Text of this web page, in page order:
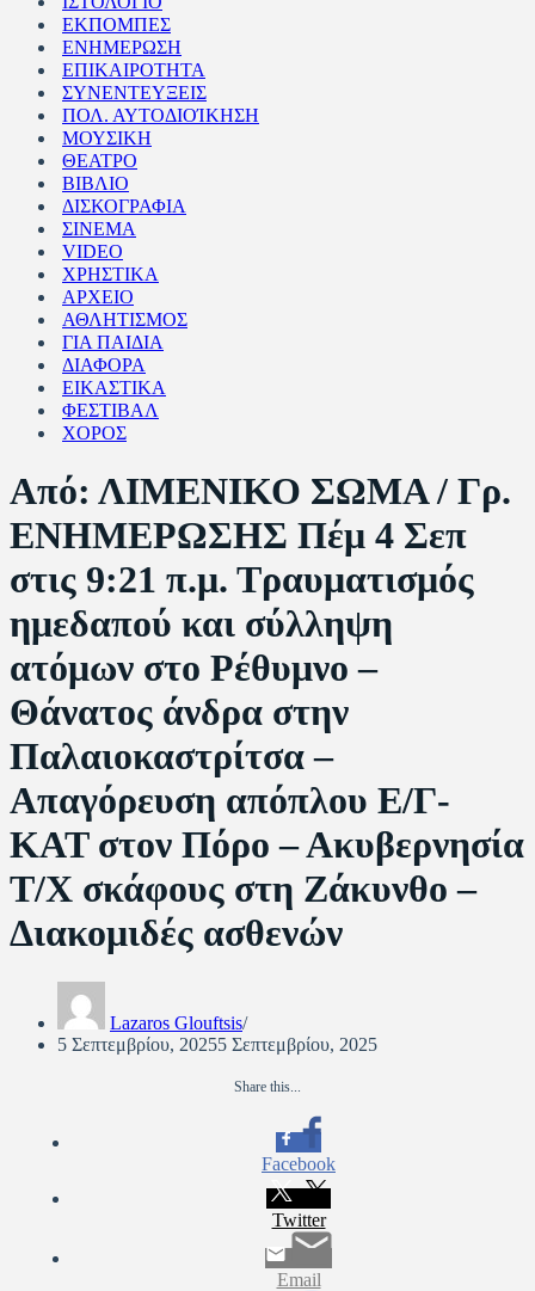
ΕΚΠΟΜΠΕΣ
ΕΝΗΜΕΡΩΣΗ
ΕΠΙΚΑΙΡΟΤΗΤΑ
ΣΥΝΕΝΤΕΥΞΕΙΣ
ΠΟΛ. ΑΥΤΟΔΙΟΊΚΗΣΗ
ΜΟΥΣΙΚΗ
ΘΕΑΤΡΟ
ΒΙΒΛΙΟ
ΔΙΣΚΟΓΡΑΦΙΑ
ΣΙΝΕΜΑ
VIDEO
ΧΡΗΣΤΙΚΑ
ΑΡΧΕΙΟ
ΑΘΛΗΤΙΣΜΟΣ
ΓΙΑ ΠΑΙΔΙΑ
ΔΙΑΦΟΡΑ
ΕΙΚΑΣΤΙΚΑ
ΦΕΣΤΙΒΑΛ
ΧΟΡΟΣ
Από: ΛΙΜΕΝΙΚΟ ΣΩΜΑ / Γρ.
ΕΝΗΜΕΡΩΣΗΣ Πέμ 4 Σεπ
στις 9:21 π.μ. Τραυματισμός
ημεδαπού και σύλληψη
ατόμων στο Ρέθυμνο –
Θάνατος άνδρα στην
Παλαιοκαστρίτσα –
Απαγόρευση απόπλου Ε/Γ-
KAT στον Πόρο – Ακυβερνησία
Τ/Χ σκάφους στη Ζάκυνθο –
Διακομιδές ασθενών
Lazaros Glouftsis
5 Σεπτεμβρίου, 20255 Σεπτεμβρίου, 2025
Share this...
Facebook
Twitter
Email